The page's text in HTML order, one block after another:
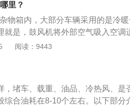
里？
物箱内，大部分车辆采用的是冷
就是，鼓风机将外部空气吸入空调
沿送风道、经车内出风口进入车
型搭载型号为4G18S1的1.6L自然
牛米。
阅读：9443
，堵车、载重、油品、冷热风、是
综合油耗在8-10个左右。以下部分